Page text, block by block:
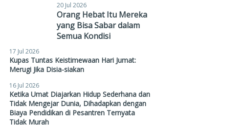
20 Jul 2026
Orang Hebat Itu Mereka
yang Bisa Sabar dalam
Semua Kondisi
17 Jul 2026
Kupas Tuntas Keistimewaan Hari Jumat:
Merugi Jika Disia-siakan
16 Jul 2026
Ketika Umat Diajarkan Hidup Sederhana dan
Tidak Mengejar Dunia, Dihadapkan dengan
Biaya Pendidikan di Pesantren Ternyata
Tidak Murah